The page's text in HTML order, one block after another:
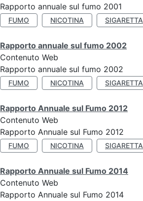
Rapporto annuale sul fumo 2001
FUMO NICOTINA SIGARETTA
Rapporto annuale sul fumo 2002
Contenuto Web
Rapporto annuale sul fumo 2002
FUMO NICOTINA SIGARETTA
Rapporto Annuale sul Fumo 2012
Contenuto Web
Rapporto Annuale sul Fumo 2012
FUMO NICOTINA SIGARETTA
Rapporto Annuale sul Fumo 2014
Contenuto Web
Rapporto Annuale sul Fumo 2014